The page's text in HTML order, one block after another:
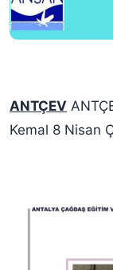
ANTÇEV
Kemal 8 Nisan